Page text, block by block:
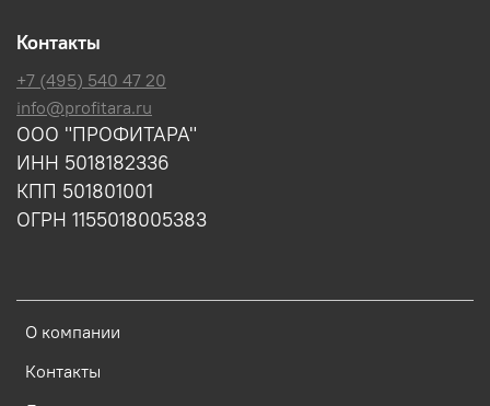
О компании
Контакты
Контакты
+7 (495) 540 47 20
info@profitara.ru
ООО "ПРОФИТАРА"
ИНН 5018182336
КПП 501801001
ОГРН 1155018005383